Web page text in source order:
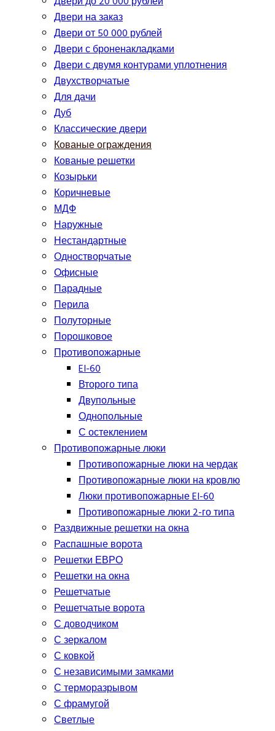
Двери на заказ
Двери от 50 000 рублей
Двери с броненакладками
Двери с двумя контурами уплотнения
Двухстворчатые
Для дачи
Дуб
Классические двери
Кованые ограждения
Кованые решетки
Козырьки
Коричневые
МДФ
Наружные
Нестандартные
Одностворчатые
Офисные
Парадные
Перила
Полуторные
Порошковое
Противопожарные
EI-60
Второго типа
Двупольные
Однопольные
С остеклением
Противопожарные люки
Противопожарные люки на чердак
Противопожарные люки на кровлю
Люки противопожарные EI-60
Противопожарные люки 2-го типа
Раздвижные решетки на окна
Распашные ворота
Решетки ЕВРО
Решетки на окна
Решетчатые
Решетчатые ворота
С доводчиком
С зеркалом
С ковкой
С независимыми замками
С терморазрывом
С фрамугой
Светлые